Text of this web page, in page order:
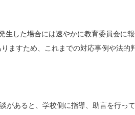
した場合には速やかに教育委員会に
ますため、これまでの対応事例や法
あると、学校側に指導、助言を行っ